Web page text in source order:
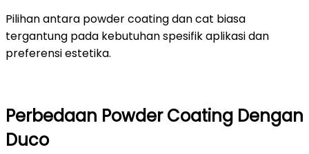
Pilihan antara powder coating dan cat biasa
tergantung pada kebutuhan spesifik aplikasi dan
preferensi estetika.
Perbedaan Powder Coating Dengan
Duco